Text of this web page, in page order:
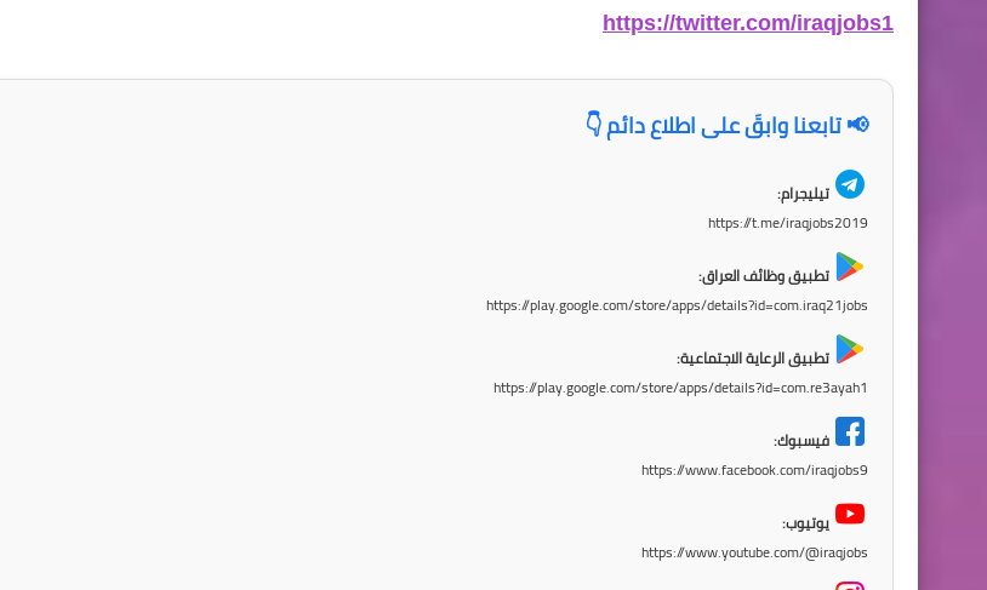
https://twitter.com/iraqjobs1
📢 تابعنا وابقَ على اطلاع دائم 👇
تيليجرام:
https://t.me/iraqjobs2019
تطبيق وظائف العراق:
https://play.google.com/store/apps/details?id=com.iraq21jobs
تطبيق الرعاية الاجتماعية:
https://play.google.com/store/apps/details?id=com.re3ayah1
فيسبوك:
https://www.facebook.com/iraqjobs9
يوتيوب:
https://www.youtube.com/@iraqjobs